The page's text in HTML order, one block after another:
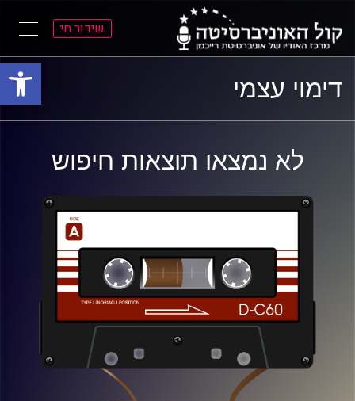
פתח
התפריט
הראשי
התוכן
הראשי
שידור חי
דימוי עצמי
לא נמצאו תוצאות חיפוש